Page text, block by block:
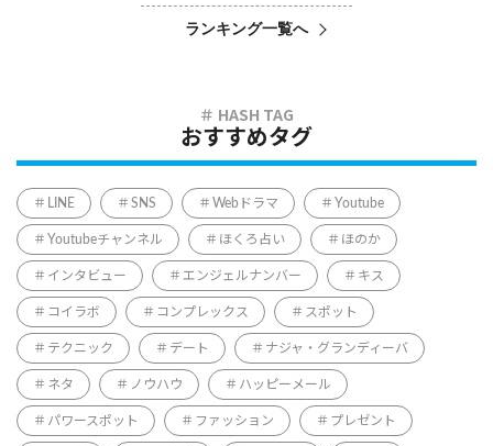
ランキング一覧へ
おすすめタグ
LINE SNS Webドラマ Youtube
Youtubeチャンネル ほくろ占い ほのか
インタビュー エンジェルナンバー キス
コイラボ コンプレックス スポット
テクニック デート ナジャ・グランディーバ
ネタ ノウハウ ハッピーメール
パワースポット ファッション プレゼント